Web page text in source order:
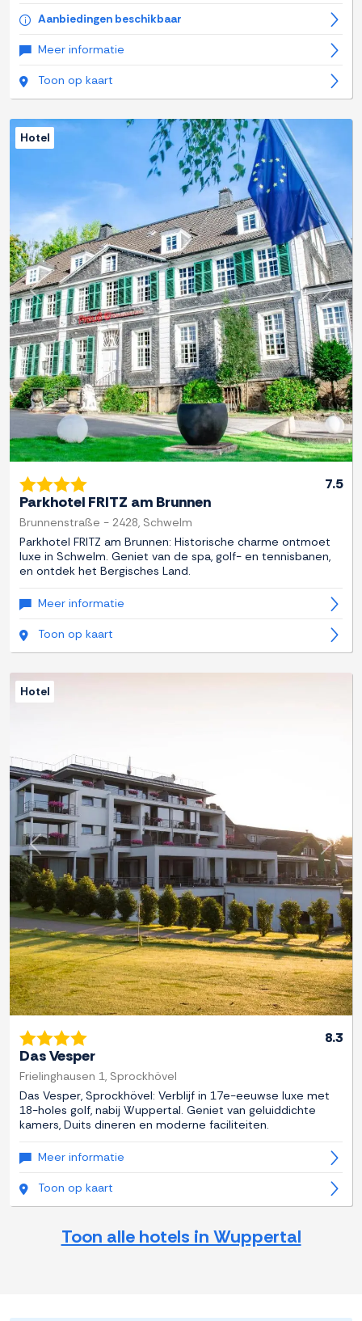
Aanbiedingen beschikbaar
Meer informatie
Toon op kaart
Previous Next
Hotel
7.5
Parkhotel FRITZ am Brunnen
Brunnenstraße - 2428, Schwelm
Parkhotel FRITZ am Brunnen: Historische charme ontmoet
luxe in Schwelm. Geniet van de spa, golf- en tennisbanen,
en ontdek het Bergisches Land.
Meer informatie
Toon op kaart
Previous Next
Hotel
8.3
Das Vesper
Frielinghausen 1, Sprockhövel
Das Vesper, Sprockhövel: Verblijf in 17e-eeuwse luxe met
18-holes golf, nabij Wuppertal. Geniet van geluiddichte
kamers, Duits dineren en moderne faciliteiten.
Meer informatie
Toon op kaart
Toon alle hotels in Wuppertal